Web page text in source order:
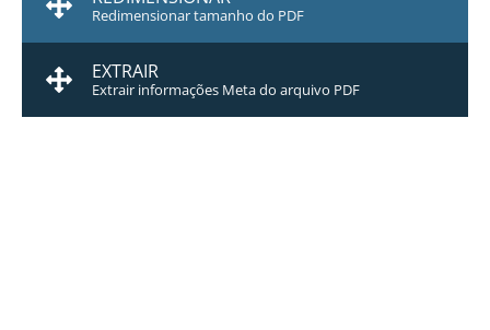
Redimensionar tamanho do PDF
EXTRAIR
Extrair informações Meta do arquivo PDF